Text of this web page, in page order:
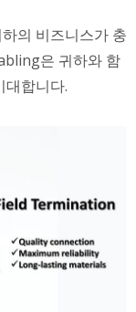
의 비즈니스가 충
은 귀하와 함
대합니다.